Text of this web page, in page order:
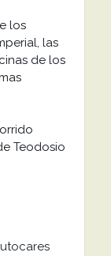
los
las
de los
Teodosio